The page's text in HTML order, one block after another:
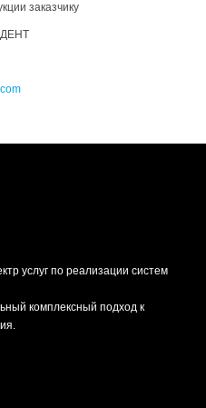
заказчику
ДЕНТ
услуг по реализации систем
комплексный подход к